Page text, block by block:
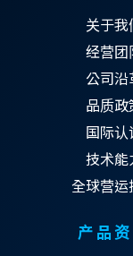
关于我
经营团
公司沿
品质政
国际认
技术能
全球营运
产品